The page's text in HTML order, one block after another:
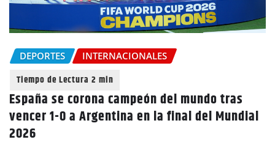
DEPORTES INTERNACIONALES
España se corona campeón del mundo tras
vencer 1-0 a Argentina en la final del Mundial
2026